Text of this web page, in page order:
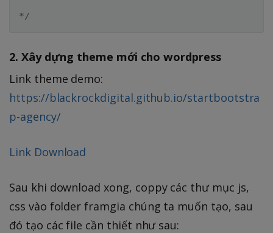
*/
2. Xây dựng theme mới cho wordpress
Link theme demo:
https://blackrockdigital.github.io/startbootstra
p-agency/
Link Download
Sau khi download xong, coppy các thư mục js,
css vào folder framgia chúng ta muốn tạo, sau
đó tạo các file cần thiết như sau: